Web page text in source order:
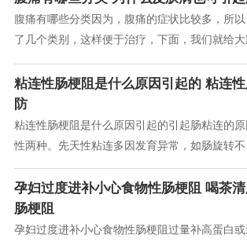
腹痛有哪些分类因为，腹痛的症状比较多，所
了几个类别，这样便于治疗，下面，我们就给大
粘连性肠梗阻是什么原因引起的 粘连
防
粘连性肠梗阻是什么原因引起的引起肠粘连的
性两种。先天性粘连多因发育异常，如肠旋转不
束带或胎粪性腹膜炎所致。...
孕妇过度进补小心食物性肠梗阻 喝茶
肠梗阻
孕妇过度进补小心食物性肠梗阻过量补高蛋白